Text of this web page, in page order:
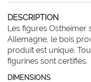
DESCRIPTION
Les figures Ostheimer
Allemagne, le bois
produit est unique.
figurines sont certifiés.
DIMENSIONS